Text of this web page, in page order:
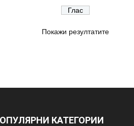
Покажи резултатите
КАТЕГОРИИ